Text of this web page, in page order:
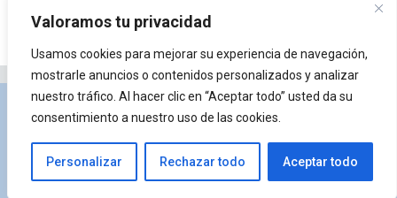
Valoramos tu privacidad
Usamos cookies para mejorar su experiencia de navegación,
mostrarle anuncios o contenidos personalizados y analizar
nuestro tráfico. Al hacer clic en “Aceptar todo” usted da su
consentimiento a nuestro uso de las cookies.
Personalizar Rechazar todo Aceptar todo
Privacidad y Política de Cookies Portal de
arquitectura Lista de Temas ¿Qué es Arkiplus?
© 2026 Arkiplus • Creado conGeneratePress